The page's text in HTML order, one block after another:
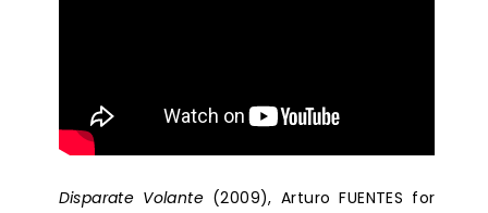
Disparate Volante (2009), Arturo FUENTES for